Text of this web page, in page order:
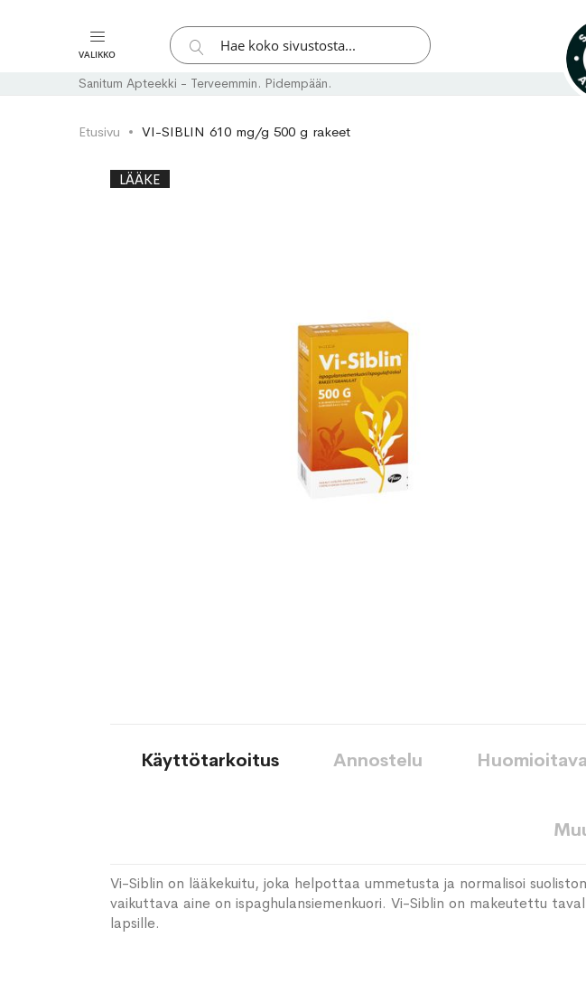
VALIKKO
Hae
Hae
Sanitum Apteekki - Terveemmin. Pidempään.
Etusivu VI-SIBLIN 610 mg/g 500 g rakeet
Skip
Skip
LÄÄKE
Käyttötarkoitus
Vi-Siblin on lääkekuitu, joka helpottaa ummetusta ja normalisoi
vaikuttava aine on ispaghulansiemenkuori. Vi-Siblin on makeutettu
lapsille.
Annostelu